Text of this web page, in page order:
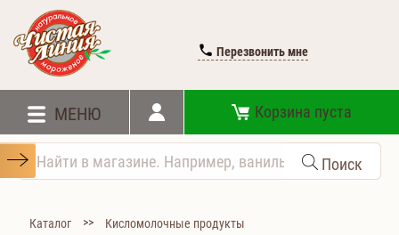
Перезвонить мне
МЕНЮ Корзина пуста
Поиск
Каталог >> Кисломолочные продукты